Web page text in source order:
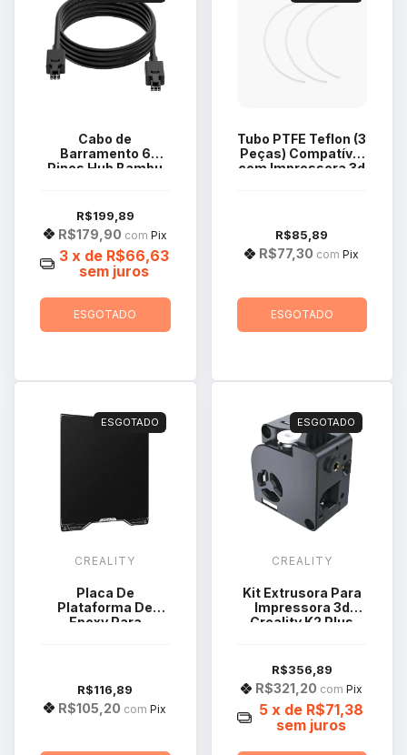
Cabo de
Barramento 6
Pinos Hub Bambu
CAB004
R$199,89
R$179,90 com Pix
3 x de R$66,63
sem juros
ESGOTADO
Tubo PTFE Teflon (3
Peças) Compatível
com Impressora 3d
R$85,89
R$77,30 com Pix
ESGOTADO
ESGOTADO
CREALITY
Placa De
Plataforma De
Epoxy Para
R$116,89
R$105,20 com Pix
ESGOTADO
CREALITY
Kit Extrusora Para
Impressora 3d
Creality K2 Plus
R$356,89
R$321,20 com Pix
5 x de R$71,38
sem juros